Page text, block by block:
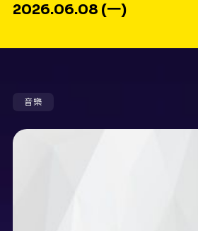
2026.06.08 (一)
音樂